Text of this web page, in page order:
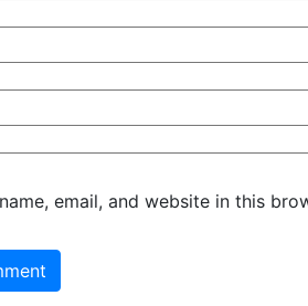
email, and website in this